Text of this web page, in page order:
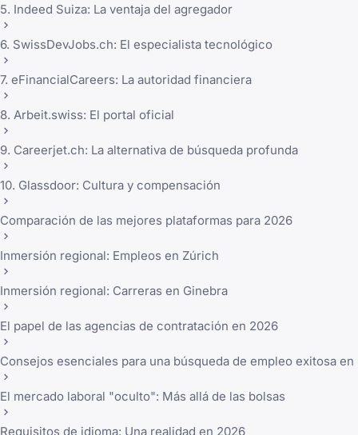
5. Indeed Suiza: La ventaja del agregador
6. SwissDevJobs.ch: El especialista tecnológico
7. eFinancialCareers: La autoridad financiera
8. Arbeit.swiss: El portal oficial
9. Careerjet.ch: La alternativa de búsqueda profunda
10. Glassdoor: Cultura y compensación
Comparación de las mejores plataformas para 2026
Inmersión regional: Empleos en Zúrich
Inmersión regional: Carreras en Ginebra
El papel de las agencias de contratación en 2026
Consejos esenciales para una búsqueda de empleo exitosa en
El mercado laboral "oculto": Más allá de las bolsas
Requisitos de idioma: Una realidad en 2026